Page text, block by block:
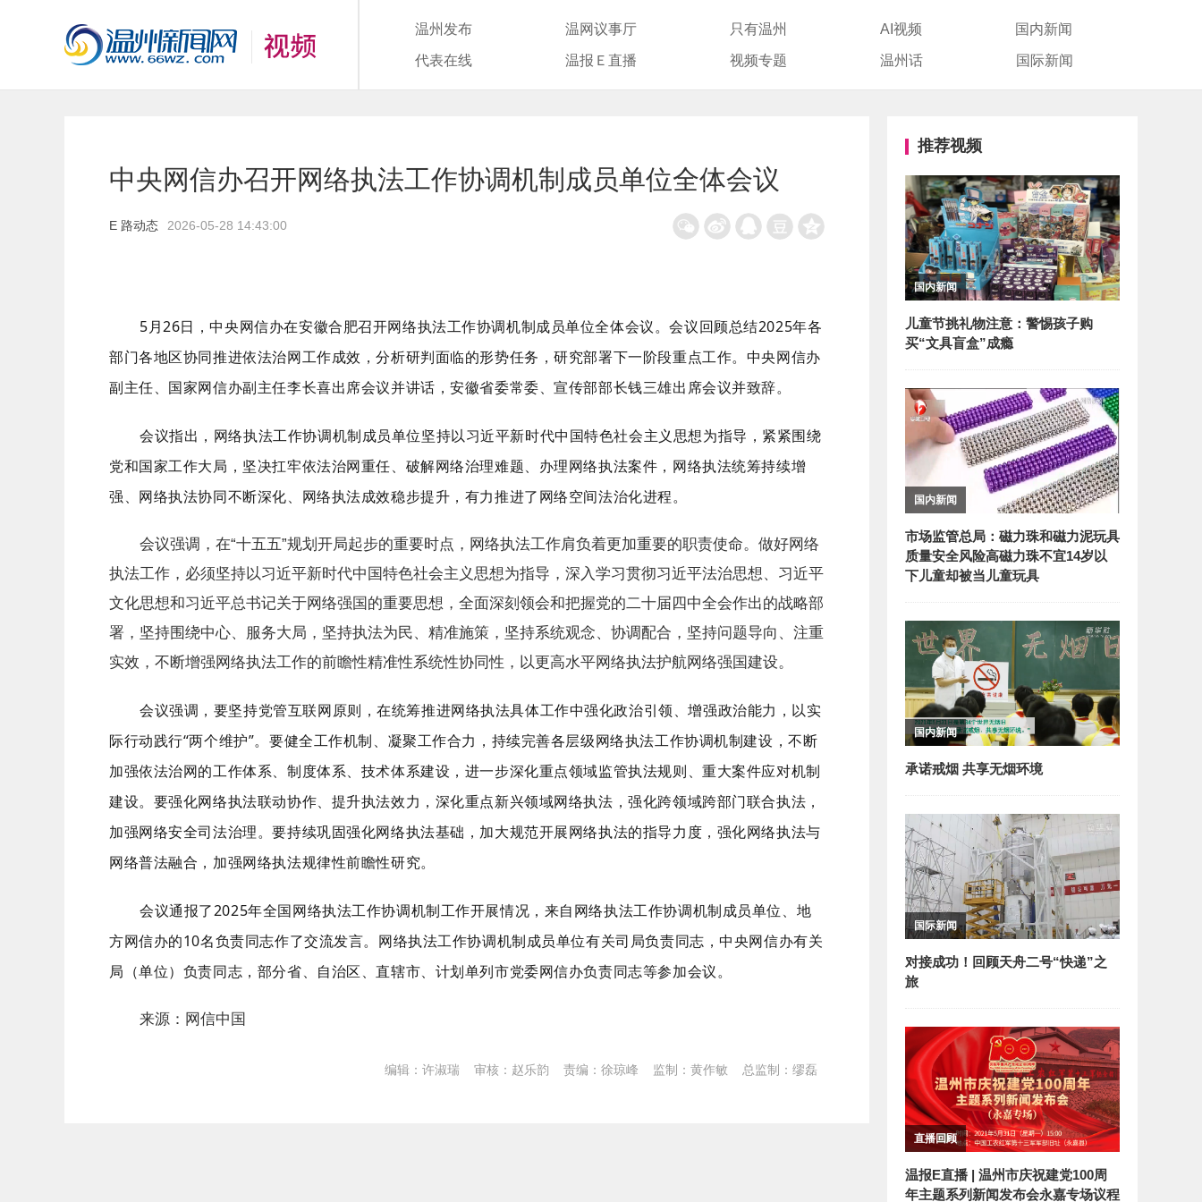
温州发布 温网议事厅 只有温州 AI视频 国内新闻
代表在线 温报Ｅ直播 视频专题 温州话 国际新闻
中央网信办召开网络执法工作协调机制成员单位全体会议
E 路动态 2026-05-28 14:43:00
5月26日，中央网信办在安徽合肥召开网络执法工作协调机制成员单位全体会议。会议回顾总结2025年各
部门各地区协同推进依法治网工作成效，分析研判面临的形势任务，研究部署下一阶段重点工作。中央网信办
副主任、国家网信办副主任李长喜出席会议并讲话，安徽省委常委、宣传部部长钱三雄出席会议并致辞。
会议指出，网络执法工作协调机制成员单位坚持以习近平新时代中国特色社会主义思想为指导，紧紧围绕
党和国家工作大局，坚决扛牢依法治网重任、破解网络治理难题、办理网络执法案件，网络执法统筹持续增
强、网络执法协同不断深化、网络执法成效稳步提升，有力推进了网络空间法治化进程。
会议强调，在“十五五”规划开局起步的重要时点，网络执法工作肩负着更加重要的职责使命。做好网络
执法工作，必须坚持以习近平新时代中国特色社会主义思想为指导，深入学习贯彻习近平法治思想、习近平
文化思想和习近平总书记关于网络强国的重要思想，全面深刻领会和把握党的二十届四中全会作出的战略部
署，坚持围绕中心、服务大局，坚持执法为民、精准施策，坚持系统观念、协调配合，坚持问题导向、注重
实效，不断增强网络执法工作的前瞻性精准性系统性协同性，以更高水平网络执法护航网络强国建设。
会议强调，要坚持党管互联网原则，在统筹推进网络执法具体工作中强化政治引领、增强政治能力，以实
际行动践行“两个维护”。要健全工作机制、凝聚工作合力，持续完善各层级网络执法工作协调机制建设，不断
加强依法治网的工作体系、制度体系、技术体系建设，进一步深化重点领域监管执法规则、重大案件应对机制
建设。要强化网络执法联动协作、提升执法效力，深化重点新兴领域网络执法，强化跨领域跨部门联合执法，
加强网络安全司法治理。要持续巩固强化网络执法基础，加大规范开展网络执法的指导力度，强化网络执法与
网络普法融合，加强网络执法规律性前瞻性研究。
会议通报了2025年全国网络执法工作协调机制工作开展情况，来自网络执法工作协调机制成员单位、地
方网信办的10名负责同志作了交流发言。网络执法工作协调机制成员单位有关司局负责同志，中央网信办有关
局（单位）负责同志，部分省、自治区、直辖市、计划单列市党委网信办负责同志等参加会议。
来源：网信中国
编辑：许淑瑞 审核：赵乐韵 责编：徐琼峰 监制：黄作敏 总监制：缪磊
推荐视频
国内新闻
儿童节挑礼物注意：警惕孩子购
买“文具盲盒”成瘾
国内新闻
市场监管总局：磁力珠和磁力泥玩具
质量安全风险高磁力珠不宜14岁以
下儿童却被当儿童玩具
国内新闻
承诺戒烟 共享无烟环境
国际新闻
对接成功！回顾天舟二号“快递”之
旅
直播回顾
温报E直播 | 温州市庆祝建党100周
年主题系列新闻发布会永嘉专场议程